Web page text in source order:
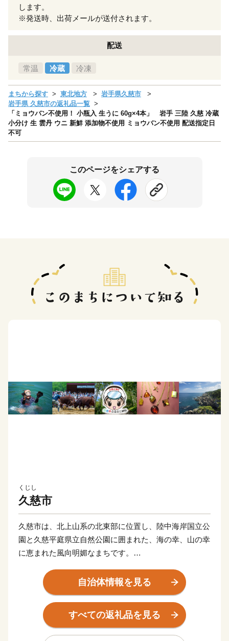
します。
※発送時、出荷メールが送付されます。
配送
常温 冷蔵 冷凍
まちから探す 東北地方
岩手県久慈市
岩手県 久慈市の返礼品一覧
「ミョウバン不使用！ 小瓶入 生うに 60g×4本」 岩手 三陸 久慈 冷蔵
小分け 生 雲丹 ウニ 新鮮 添加物不使用 ミョウバン不使用 配送指定日
不可
このページをシェアする
くじし
久慈市
久慈市は、北上山系の北東部に位置し、陸中海岸国立公
園と久慈平庭県立自然公園に囲まれた、海の幸、山の幸
に恵まれた風向明媚なまちです。
然に囲まれた農山村です。
中心市街地は太平洋に面し１７５万キロリットルを備蓄
する久慈国家石油備蓄基地を備えています。
山形地区は、ヤマセ（冷たく湿った北東風）による冷涼
自治体情報を見る
すべての返礼品を見る